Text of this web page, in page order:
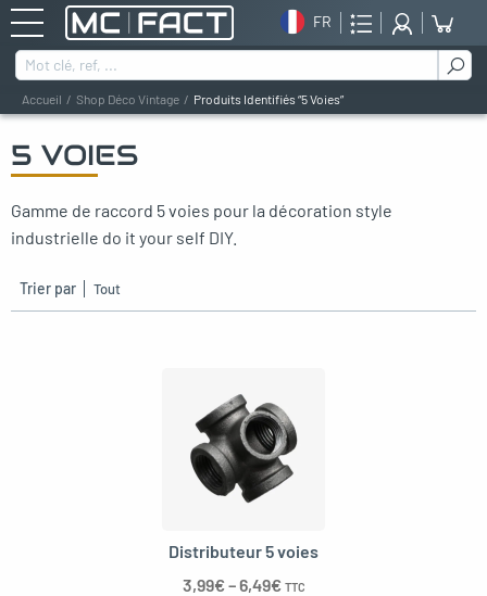
FR
Rechercher :
Accueil Shop Déco Vintage Produits Identifiés “5 Voies”
5 VOIES
Gamme de raccord 5 voies pour la décoration style
industrielle do it your self DIY.
Trier par
Distributeur 5 voies
3,99€–6,49€ TTC
menu
menu
menu